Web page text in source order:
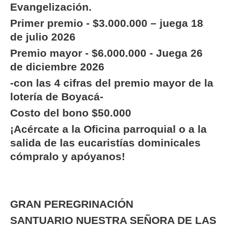
Evangelización.
Primer premio - $3.000.000 – juega 18
de julio 2026
Premio mayor - $6.000.000 - Juega 26
de diciembre 2026
-con las 4 cifras del premio mayor de la
lotería de Boyacá-
Costo del bono $50.000
¡Acércate a la Oficina parroquial o a la
salida de las eucaristías dominicales
cómpralo y apóyanos!
GRAN PEREGRINACIÓN
SANTUARIO NUESTRA SEÑORA DE LAS